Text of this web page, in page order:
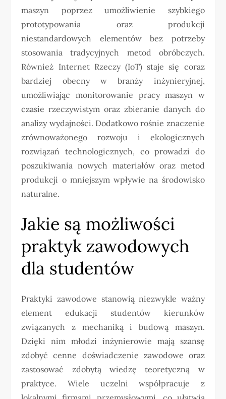
maszyn poprzez umożliwienie szybkiego
prototypowania oraz produkcji
niestandardowych elementów bez potrzeby
stosowania tradycyjnych metod obróbczych.
Również Internet Rzeczy (IoT) staje się coraz
bardziej obecny w branży inżynieryjnej,
umożliwiając monitorowanie pracy maszyn w
czasie rzeczywistym oraz zbieranie danych do
analizy wydajności. Dodatkowo rośnie znaczenie
zrównoważonego rozwoju i ekologicznych
rozwiązań technologicznych, co prowadzi do
poszukiwania nowych materiałów oraz metod
produkcji o mniejszym wpływie na środowisko
naturalne.
Jakie są możliwości
praktyk zawodowych
dla studentów
Praktyki zawodowe stanowią niezwykle ważny
element edukacji studentów kierunków
związanych z mechaniką i budową maszyn.
Dzięki nim młodzi inżynierowie mają szansę
zdobyć cenne doświadczenie zawodowe oraz
zastosować zdobytą wiedzę teoretyczną w
praktyce. Wiele uczelni współpracuje z